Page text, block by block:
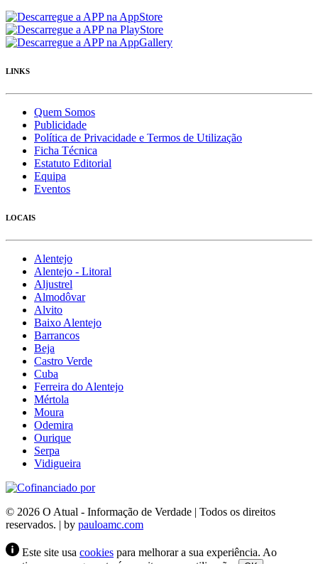
LINKS
Quem Somos
Publicidade
Política de Privacidade e Termos de Utilização
Ficha Técnica
Estatuto Editorial
Equipa
Eventos
LOCAIS
Alentejo
Alentejo - Litoral
Aljustrel
Almodôvar
Alvito
Baixo Alentejo
Barrancos
Beja
Castro Verde
Cuba
Ferreira do Alentejo
Mértola
Moura
Odemira
Ourique
Serpa
Vidigueira
© 2026 O Atual - Informação de Verdade | Todos os direitos
reservados. | by pauloamc.com
Este site usa cookies para melhorar a sua experiência. Ao